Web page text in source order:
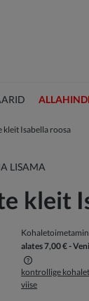
kleit Isabella roosa
LISAMA
kleit
alates 7,00 €-
kontrollige
viise